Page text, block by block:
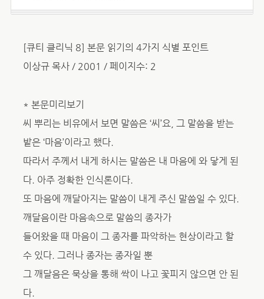
[큐티 클리닉 8] 본문 읽기의 4가지 식별 포인트
이상규 목사 / 2001 / 페이지수: 2
* 본문미리보기
씨 뿌리는 비유에서 보면 말씀은 ‘씨’요, 그 말씀을 받는
밭은 ‘마음’이라고 했다.
따라서 주께서 내게 하시는 말씀은 내 마음에 와 닿게 된
다. 아주 정확한 인식론이다.
또 마음에 깨달아지는 말씀이 내게 주신 말씀일 수 있다.
깨달음이란 마음속으로 말씀의 종자가
들어왔을 때 마음이 그 종자를 파악하는 현상이라고 할
수 있다. 그러나 종자는 종자일 뿐
그 깨달음은 묵상을 통해 싹이 나고 꽃피지 않으면 안 된
다.